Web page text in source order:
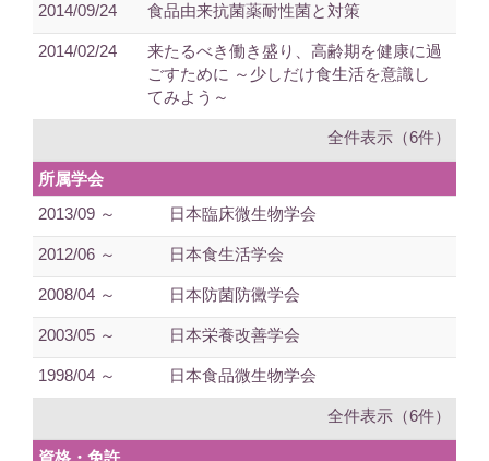
2014/09/24 食品由来抗菌薬耐性菌と対策
2014/02/24
来たるべき働き盛り、高齢期を健康に過
ごすために ～少しだけ食生活を意識し
てみよう～
全件表示（6件）
所属学会
2013/09 ～
日本臨床微生物学会
2012/06 ～ 日本食生活学会
2008/04 ～ 日本防菌防黴学会
2003/05 ～ 日本栄養改善学会
1998/04 ～ 日本食品微生物学会
全件表示（6件）
資格・免許